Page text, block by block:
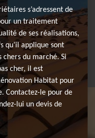
s’adressent de
un traitement
de ses réalisations,
qu’il applique sont
chers du marché. Si
cher, il est
Habitat pour
Contactez-le pour de
lui un devis de